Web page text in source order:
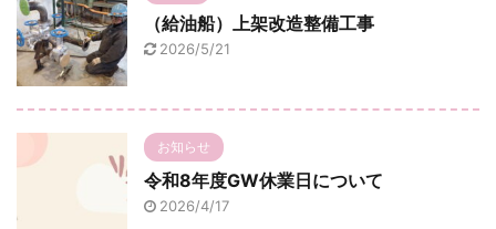
（給油船）上架改造整備工事
2026/5/21
お知らせ
令和8年度GW休業日について
2026/4/17